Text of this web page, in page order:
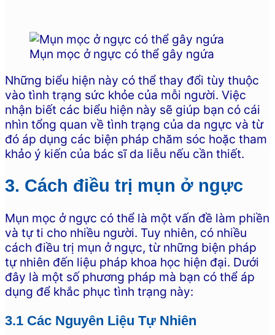
Mụn mọc ở ngực có thể gây ngứa
Những biểu hiện này có thể thay đổi tùy thuộc
vào tình trạng sức khỏe của mỗi người. Việc
nhận biết các biểu hiện này sẽ giúp bạn có cái
nhìn tổng quan về tình trạng của da ngực và từ
đó áp dụng các biện pháp chăm sóc hoặc tham
khảo ý kiến của bác sĩ da liễu nếu cần thiết.
3. Cách điều trị mụn ở ngực
Mụn mọc ở ngực có thể là một vấn đề làm phiền
và tự ti cho nhiều người. Tuy nhiên, có nhiều
cách điều trị mụn ở ngực, từ những biện pháp
tự nhiên đến liệu pháp khoa học hiện đại. Dưới
đây là một số phương pháp mà bạn có thể áp
dụng để khắc phục tình trạng này:
3.1 Các Nguyên Liệu Tự Nhiên